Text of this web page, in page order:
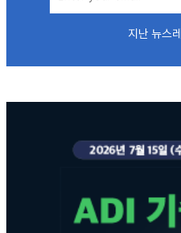
지난 뉴스